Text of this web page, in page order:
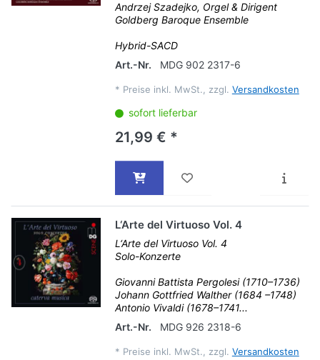
Andrzej Szadejko, Orgel & Dirigent
Goldberg Baroque Ensemble
Hybrid-SACD
Art.-Nr.
MDG 902 2317-6
* Preise inkl. MwSt., zzgl. Versandkosten
sofort lieferbar
21,99 € *
L‘Arte del Virtuoso Vol. 4
L‘Arte del Virtuoso Vol. 4
Solo-Konzerte
Giovanni Battista Pergolesi (1710–1736)
Johann Gottfried Walther (1684 –1748)
Antonio Vivaldi (1678–1741...
Art.-Nr.
MDG 926 2318-6
* Preise inkl. MwSt., zzgl. Versandkosten